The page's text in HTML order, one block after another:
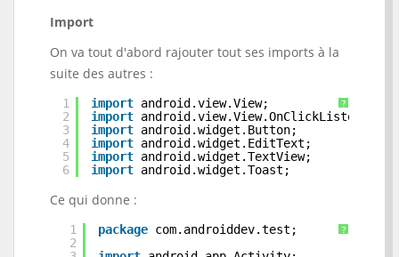
Import
On va tout d'abord rajouter tout ses imports à la
suite des autres :
?
1
2
3
4
5
6
import android.view.View;
import android.view.View.OnClickListener;
import android.widget.Button;
import android.widget.EditText;
import android.widget.TextView;
import android.widget.Toast;
Ce qui donne :
?
1
2
package com.androiddev.test;